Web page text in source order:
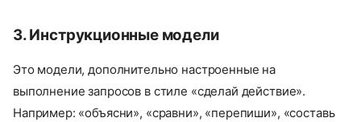
3. Инструкционные модели
Это модели, дополнительно настроенные на
выполнение запросов в стиле «сделай действие».
Например: «объясни», «сравни», «перепиши», «составь